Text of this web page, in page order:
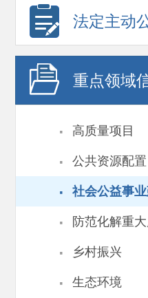
法定主动
重点领域
· 高质量项目
· 公共资源配置
· 社会公益事
· 防范化解重
· 乡村振兴
· 生态环境